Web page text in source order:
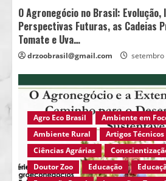
O Agronegócio no Brasil: Evolução,
Perspectivas Futuras, as Cadeias
Tomate e Uva…
drzoobrasil@gmail.com setembro
Agro Eco Brasil
Ambiente em
Ambiente Rural
Artigos Técnicos
Ciências Agrárias
Doutor Zoo
Educação